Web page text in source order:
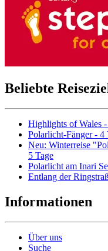
Beliebte
Highlights of Wales -
Polarlicht-Fänger - 4
Neu: Winterreise
5 Tage
Polarlicht am Inari
Entlang der
Informationen
Über uns
Suche